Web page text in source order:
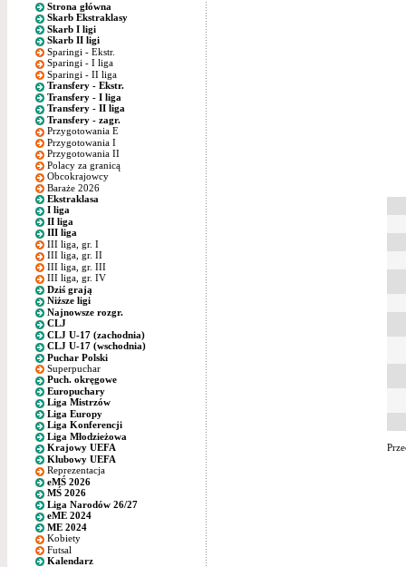
Strona główna
Skarb Ekstraklasy
Skarb I ligi
Skarb II ligi
Sparingi - Ekstr.
Sparingi - I liga
Sparingi - II liga
Transfery - Ekstr.
Transfery - I liga
Transfery - II liga
Transfery - zagr.
Przygotowania E
Przygotowania I
Przygotowania II
Polacy za granicą
Obcokrajowcy
Baraże 2026
Ekstraklasa
I liga
II liga
III liga
III liga, gr. I
III liga, gr. II
III liga, gr. III
III liga, gr. IV
Dziś grają
Niższe ligi
Najnowsze rozgr.
CLJ
CLJ U-17 (zachodnia)
CLJ U-17 (wschodnia)
Puchar Polski
Superpuchar
Puch. okręgowe
Europuchary
Liga Mistrzów
Liga Europy
Liga Konferencji
Liga Młodzieżowa
Krajowy UEFA
Klubowy UEFA
Reprezentacja
eMŚ 2026
MŚ 2026
Liga Narodów 26/27
eME 2024
ME 2024
Kobiety
Futsal
Kalendarz